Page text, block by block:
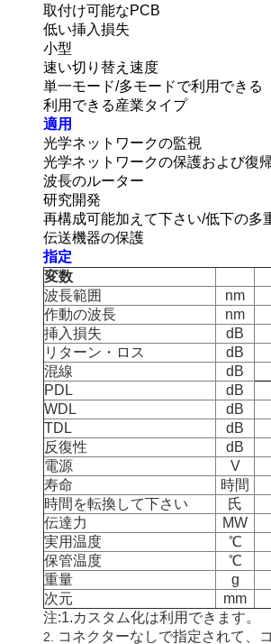
取付け可能なPCB
低い挿入損失
小型
速い切り替え速度
単一モード/多モードで利用できる
利用できる産業タイプ
適用
光学ネットワークの監視
光学ネットワークの保護および復
波長のルーター
研究開発
再構成可能加えて下さい/低下の多
伝送機器の保護
指定
変数
波長範囲
nm
作動の波長
nm
挿入損失
dB
リターン・ロス
dB
混線
dB
PDL
dB
WDL
dB
TDL
dB
反復性
dB
電源
V
寿命
時間
時間を転換して下さい
氏
伝達力
MW
実用温度
℃
保管温度
℃
重量
g
次元
mm
注:1.カスタム化は利用できます。
2.
コネクターなしで指定されて、